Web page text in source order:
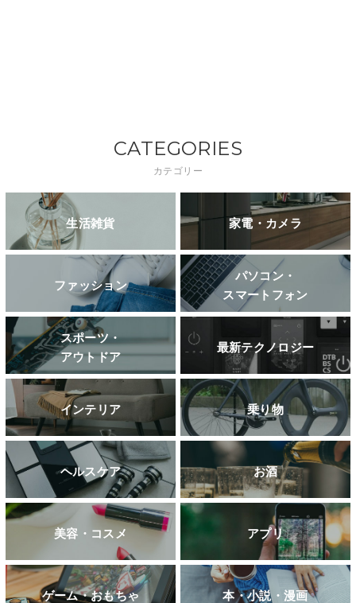
CATEGORIES
カテゴリー
生活雑貨 家電・カメラ
ファッション
パソコン・
スマートフォン
スポーツ・
アウトドア
最新テクノロジー
インテリア 乗り物
ヘルスケア お酒
美容・コスメ アプリ
ゲーム・おもちゃ 本・小説・漫画